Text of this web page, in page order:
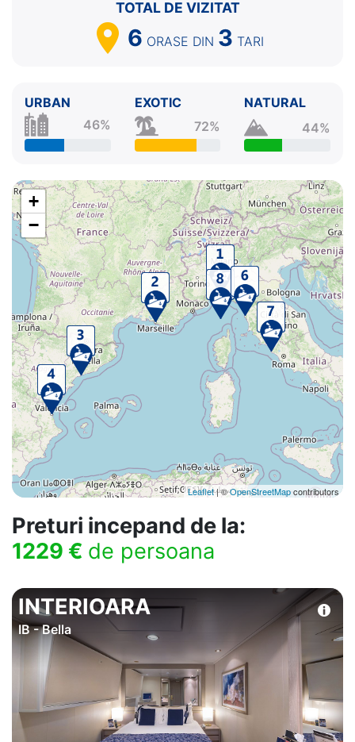
TOTAL DE VIZITAT
6 ORASE DIN 3 TARI
URBAN
46%
EXOTIC
72%
NATURAL
44%
+
−
Leaflet| ©OpenStreetMapcontributors
Preturi incepand de la:
1229 € de persoana
INTERIOARA
IB - Bella